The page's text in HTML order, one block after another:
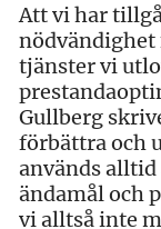
Att vi har
tjänster vi
Gullberg
förbättra och
används
ändamål och
vi alltså inte